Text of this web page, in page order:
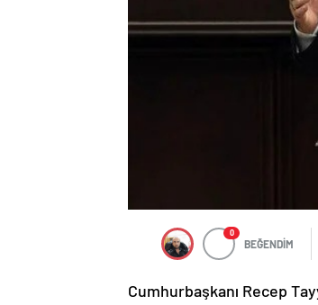
0
BEĞENDİM
Cumhurbaşkanı Recep